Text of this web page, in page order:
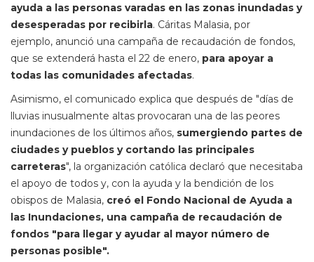
ayuda a las personas varadas en las zonas inundadas y
desesperadas por recibirla. Cáritas Malasia, por
ejemplo, anunció una campaña de recaudación de fondos,
que se extenderá hasta el 22 de enero, para apoyar a
todas las comunidades afectadas.
Asimismo, el comunicado explica que después de "días de
lluvias inusualmente altas provocaran una de las peores
inundaciones de los últimos años, sumergiendo partes de
ciudades y pueblos y cortando las principales
carreteras", la organización católica declaró que necesitaba
el apoyo de todos y, con la ayuda y la bendición de los
obispos de Malasia, creó el Fondo Nacional de Ayuda a
las Inundaciones, una campaña de recaudación de
fondos "para llegar y ayudar al mayor número de
personas posible".